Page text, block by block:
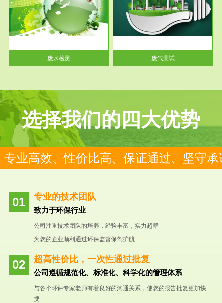
废水检测
废气测试
检测范围工业废气检测包括有机
废气和无机废气。有机废气主要
包括...
废气测试
选择我们的四大优势
专业高效、性价比高、保证通过、坚守承
专业的技术团队
致力于环保行业
公司注重技术团队的培养，经验丰富，实力超群
为您的企业顺利通过环保监督保驾护航
超高性价比，一次性通过批复
公司遵循规范化、标准化、科学化的管理体系
与各个环评专家老师有着良好的沟通关系，使您的报告批复更加快
捷